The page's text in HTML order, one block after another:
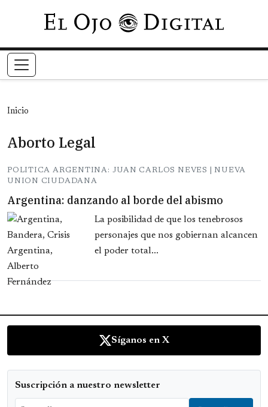
Pasar al contenido principal
Inicio
Aborto Legal
POLITICA ARGENTINA: JUAN CARLOS NEVES | NUEVA
UNION CIUDADANA
Argentina: danzando al borde del abismo
La posibilidad de que los tenebrosos
personajes que nos gobiernan alcancen
el poder total...
Síganos en X
Suscripción a nuestro newsletter